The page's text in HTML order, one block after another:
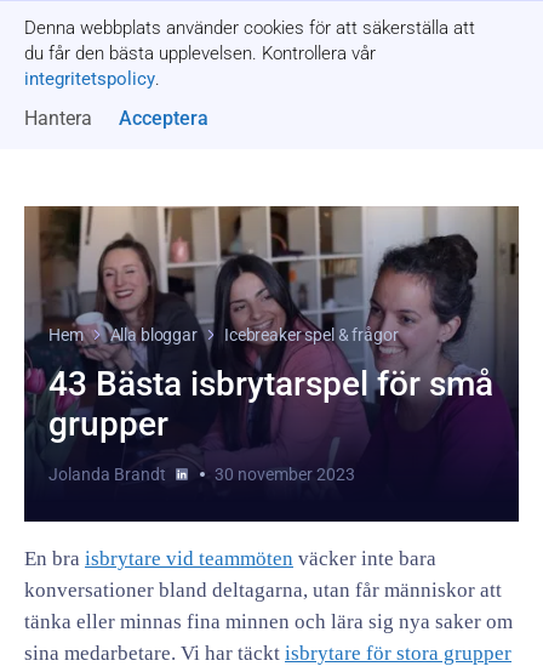
Denna webbplats använder cookies för att säkerställa att
du får den bästa upplevelsen. Kontrollera vår
integritetspolicy.
Hantera Acceptera
Få en offert
Hem Alla bloggar Icebreaker spel & frågor
43 Bästa isbrytarspel för små
grupper
Jolanda Brandt 30 november 2023
En bra isbrytare vid teammöten väcker inte bara
konversationer bland deltagarna, utan får människor att
tänka eller minnas fina minnen och lära sig nya saker om
sina medarbetare. Vi har täckt isbrytare för stora grupper